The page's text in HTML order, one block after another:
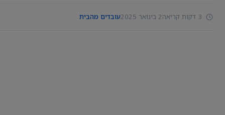
2 בינואר 2025 עובדים מהבית